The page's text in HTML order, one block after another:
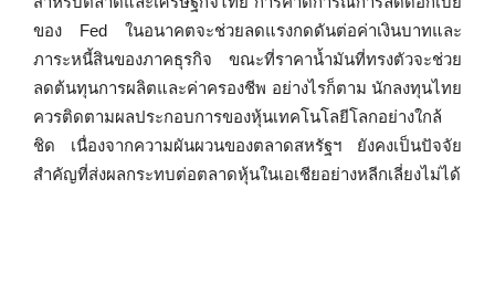
ของ Fed ในอนาคตจะช่วยลดแรงกดดันต่อค่าเงินบาทและ
ภาระหนี้สินของภาคธุรกิจ ขณะที่ราคาน้ำมันที่ทรงตัวจะช่วย
ลดต้นทุนการผลิตและค่าครองชีพ อย่างไรก็ตาม นักลงทุนไทย
ควรติดตามผลประกอบการของหุ้นเทคโนโลยีโลกอย่างใกล้
ชิด เนื่องจากความผันผวนของตลาดสหรัฐฯ ยังคงเป็นปัจจัย
สำคัญที่ส่งผลกระทบต่อตลาดหุ้นในเอเชียอย่างหลีกเลี่ยงไม่ได้